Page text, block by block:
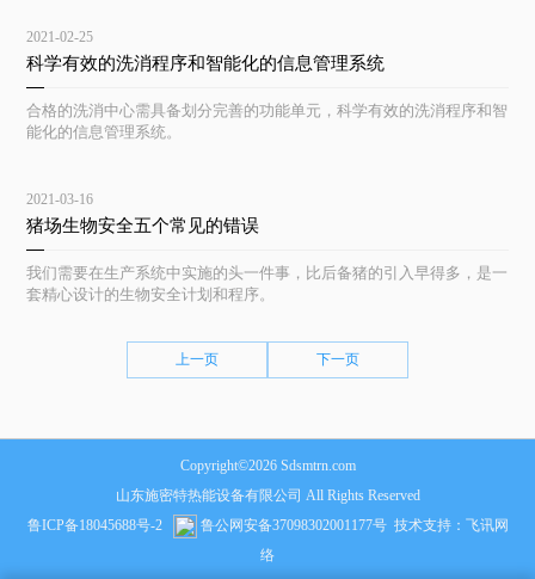
2021-02-25
科学有效的洗消程序和智能化的信息管理系统
合格的洗消中心需具备划分完善的功能单元，科学有效的洗消程序和智
能化的信息管理系统。
2021-03-16
猪场生物安全五个常见的错误
我们需要在生产系统中实施的头一件事，比后备猪的引入早得多，是一
套精心设计的生物安全计划和程序。
上一页 下一页
Copyright©2026 Sdsmtrn.com
山东施密特热能设备有限公司 All Rights Reserved
鲁ICP备18045688号-2
鲁公网安备37098302001177号技术支持： 飞讯网
络